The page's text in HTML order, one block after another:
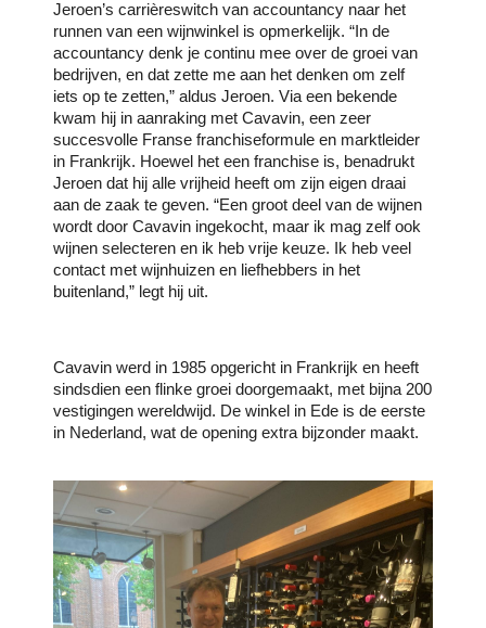
Jeroen’s carrièreswitch van accountancy naar het
runnen van een wijnwinkel is opmerkelijk. “In de
accountancy denk je continu mee over de groei van
bedrijven, en dat zette me aan het denken om zelf
iets op te zetten,” aldus Jeroen. Via een bekende
kwam hij in aanraking met Cavavin, een zeer
succesvolle Franse franchiseformule en marktleider
in Frankrijk. Hoewel het een franchise is, benadrukt
Jeroen dat hij alle vrijheid heeft om zijn eigen draai
aan de zaak te geven. “Een groot deel van de wijnen
wordt door Cavavin ingekocht, maar ik mag zelf ook
wijnen selecteren en ik heb vrije keuze. Ik heb veel
contact met wijnhuizen en liefhebbers in het
buitenland,” legt hij uit.
Cavavin werd in 1985 opgericht in Frankrijk en heeft
sindsdien een flinke groei doorgemaakt, met bijna 200
vestigingen wereldwijd. De winkel in Ede is de eerste
in Nederland, wat de opening extra bijzonder maakt.